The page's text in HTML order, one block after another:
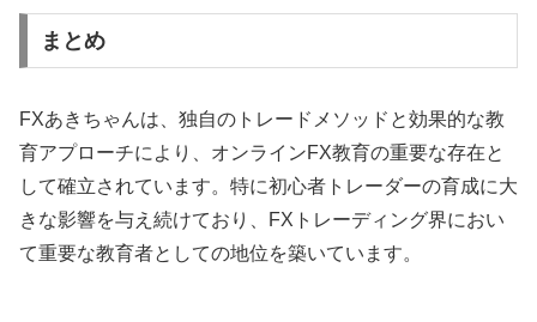
まとめ
FXあきちゃんは、独自のトレードメソッドと効果的な教
育アプローチにより、オンラインFX教育の重要な存在と
して確立されています。特に初心者トレーダーの育成に大
きな影響を与え続けており、FXトレーディング界におい
て重要な教育者としての地位を築いています。